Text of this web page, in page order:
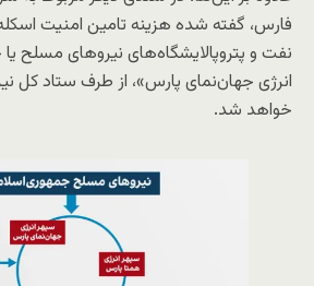
فارس، گفته شده هزینه تامین امنیت
نفت و پتروپالایشگاه‌های نیروهای
انرژی جهان‌نمای پارس»، از طرف ستاد کل
خواهد شد.